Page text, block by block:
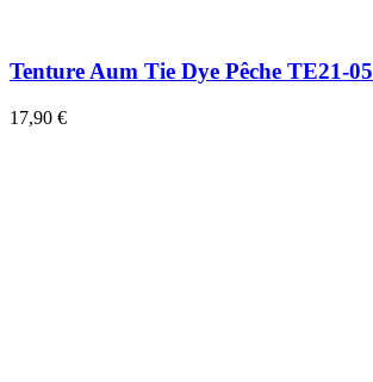
Tenture Aum Tie Dye Pêche TE21-05
17,90 €